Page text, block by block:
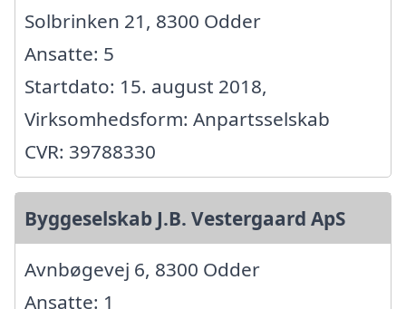
Solbrinken 21, 8300 Odder
Ansatte: 5
Startdato: 15. august 2018,
Virksomhedsform: Anpartsselskab
CVR: 39788330
Byggeselskab J.B. Vestergaard ApS
Avnbøgevej 6, 8300 Odder
Ansatte: 1